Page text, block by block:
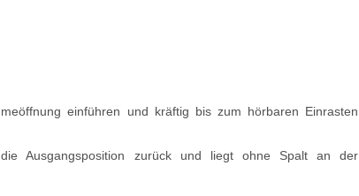
einführen und kräftig bis zum hörbaren Einrasten
Ausgangsposition zurück und liegt ohne Spalt an der